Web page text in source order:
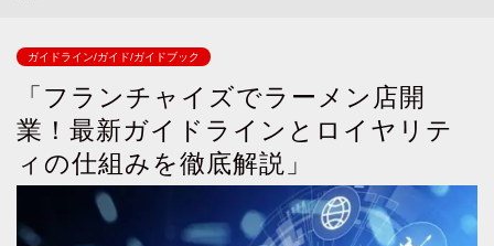
ガイドライン/ガイド/ガイドブック
「フランチャイズでラーメン店開
業！最新ガイドラインとロイヤリテ
ィの仕組みを徹底解説」